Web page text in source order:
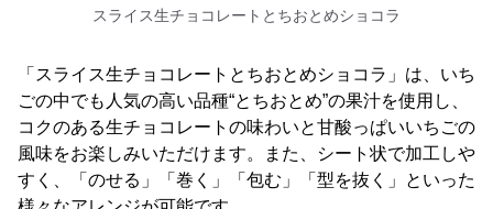
スライス生チョコレートとちおとめショコラ
「スライス生チョコレートとちおとめショコラ」は、いち
ごの中でも人気の高い品種“とちおとめ”の果汁を使用し、
コクのある生チョコレートの味わいと甘酸っぱいいちごの
風味をお楽しみいただけます。また、シート状で加工しや
すく、「のせる」「巻く」「包む」「型を抜く」といった